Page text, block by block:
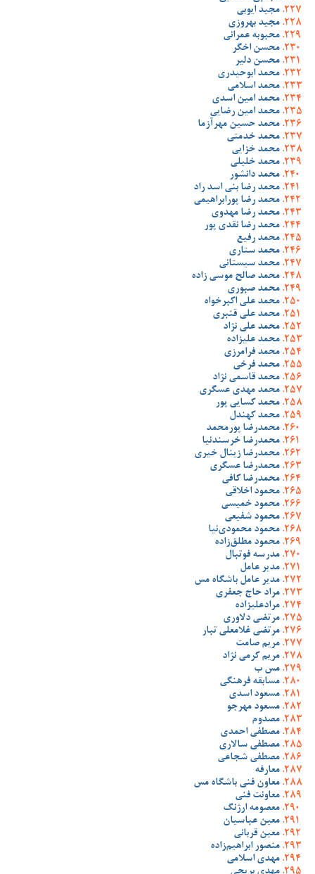
مجید ایوبی
مجید بهروزی
محبوبه عمرانی
محسن اخگر
محسن دلیر
محمد ابوحیدری
محمد اسلامی
محمد امین اسدی
محمد امین رضایی
محمد حسین مهرآزما
محمد خدمتی
محمد خزایی
محمد خلیلی
محمد دانشور
محمد رضا بنی اسد راد
محمد رضا پورابراهیمی
محمد رضا مهدوی
محمد رضا نقدی پور
محمد رفیع
محمد ستاری
محمد سیستانی
محمد صالح موسی زاده
محمد صبوری
محمد علی اکبرخواه
محمد علی قنبری
محمد علی نژاد
محمد علیزاده
محمد فرامرزی
محمد فرخی
محمد قاسمی نژاد
محمد مهدی عسگری
محمد کسایی پور
محمد کهندل
محمدرضا پورمحمد
محمدرضا خرسندنیا
محمدرضا زینال خیری
محمدرضا عسگری
محمدرضا کافی
محمود اخلاقی
محمود خمیسی
محمود شفیعی
محمود محمودی‌نیا
محمود مطلق‌زاده
مدرسه فوتبال
مدیر عامل
مدیر عامل باشگاه مس
مراد حاج جعفری
مرادعلیزاده
مرتضی دلاوری
مرتضی غلامعلی تبار
مریم صامت
مریم کرمی نژاد
مس ب
مسابقه فرهنگی
مسعود اسدی
مسعود مهرجو
مصدوم
مصطفی احمدی
مصطفی سالاری
مصطفی شجاعی
معارفه
معاون فنی باشگاه مس
معاونت فنی
معصومه ارژنگ
معین عباسیان
معین قربانی
منصور ابراهیم‌زاده
مهدی اسلامی